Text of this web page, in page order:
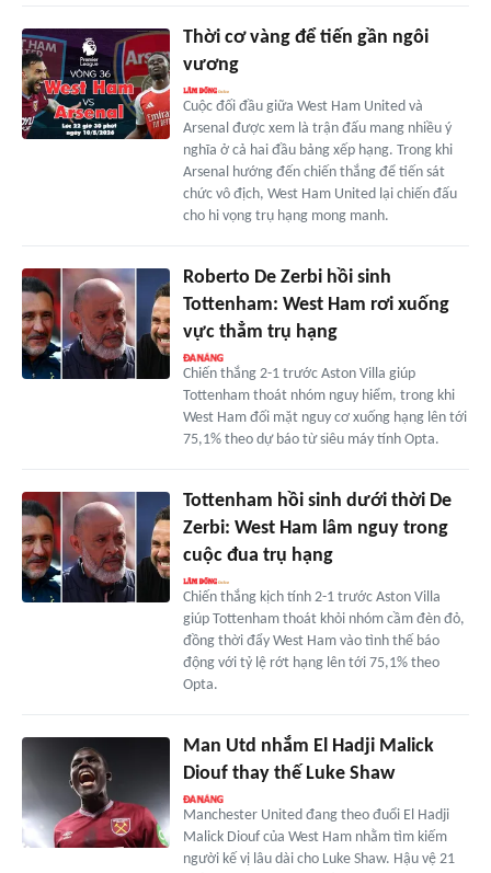
Thời cơ vàng để tiến gần ngôi
vương
Cuộc đối đầu giữa West Ham United và
Arsenal được xem là trận đấu mang nhiều ý
nghĩa ở cả hai đầu bảng xếp hạng. Trong khi
Arsenal hướng đến chiến thắng để tiến sát
chức vô địch, West Ham United lại chiến đấu
cho hi vọng trụ hạng mong manh.
Roberto De Zerbi hồi sinh
Tottenham: West Ham rơi xuống
vực thẳm trụ hạng
Chiến thắng 2-1 trước Aston Villa giúp
Tottenham thoát nhóm nguy hiểm, trong khi
West Ham đối mặt nguy cơ xuống hạng lên tới
75,1% theo dự báo từ siêu máy tính Opta.
Tottenham hồi sinh dưới thời De
Zerbi: West Ham lâm nguy trong
cuộc đua trụ hạng
Chiến thắng kịch tính 2-1 trước Aston Villa
giúp Tottenham thoát khỏi nhóm cầm đèn đỏ,
đồng thời đẩy West Ham vào tình thế báo
động với tỷ lệ rớt hạng lên tới 75,1% theo
Opta.
Man Utd nhắm El Hadji Malick
Diouf thay thế Luke Shaw
Manchester United đang theo đuổi El Hadji
Malick Diouf của West Ham nhằm tìm kiếm
người kế vị lâu dài cho Luke Shaw. Hậu vệ 21